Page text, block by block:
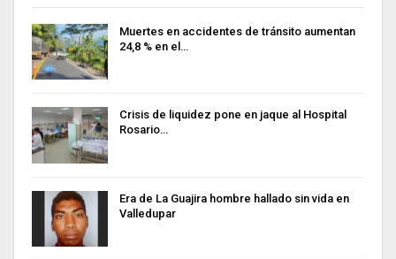
Muertes en accidentes de tránsito aumentan
24,8 % en el…
Crisis de liquidez pone en jaque al Hospital
Rosario…
Era de La Guajira hombre hallado sin vida en
Valledupar